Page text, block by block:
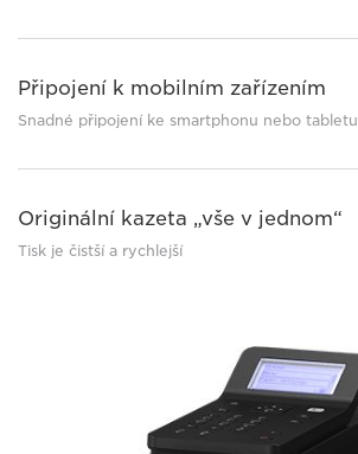
Připojení k mobilním zařízením
Snadné připojení ke smartphonu nebo tabletu
Originální kazeta „vše v jednom“
Tisk je čistší a rychlejší